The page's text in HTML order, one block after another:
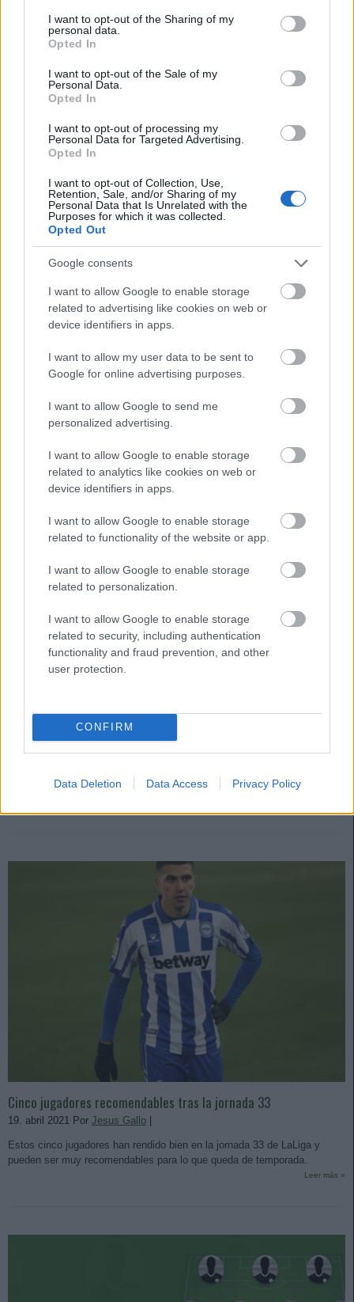
not limited to your visit or usage behaviour. You may click to
grant or deny consent to Google and its third-party tags to
use your data for below specified purposes in below Google
consent section.
I want to opt-out of the Sharing of my
personal data.
Opted In
I want to opt-out of the Sale of my
Personal Data.
Opted In
I want to opt-out of processing my
Personal Data for Targeted Advertising.
Opted In
I want to opt-out of Collection, Use,
Retention, Sale, and/or Sharing of my
Personal Data that Is Unrelated with the
Purposes for which it was collected.
Opted Out
Google consents
I want to allow Google to enable storage
related to advertising like cookies on web or
device identifiers in apps.
I want to allow my user data to be sent to
Google for online advertising purposes.
I want to allow Google to send me
personalized advertising.
I want to allow Google to enable storage
related to analytics like cookies on web or
device identifiers in apps.
I want to allow Google to enable storage
related to functionality of the website or app.
I want to allow Google to enable storage
related to personalization.
I want to allow Google to enable storage
related to security, including authentication
functionality and fraud prevention, and other
user protection.
CONFIRM
Data Deletion Data Access Privacy Policy
La última hora de la jornada 31
20. abril 2021 PorJesus Gallo |
Zidane ha descartado a Kroos y Modric para el partido ante el Cádiz, pero
recupera a Varane y Carvajal. Repasamos las noticias de última hora de
20. abril 2021 PorJesus Gallo|
¿Necesitas un fichaje de última hora para completar la defensa de tu
equipo? En este artículo te traemos cuatro posibles refuerzos con un
Cinco jugadores recomendables tras la jornada 33
19. abril 2021 Por Jesus Gallo
Estos cinco jugadores han rendido bien en la jornada 33 de LaLiga y
pueden ser muy recomendables para lo que queda de temporada.
Leer más »